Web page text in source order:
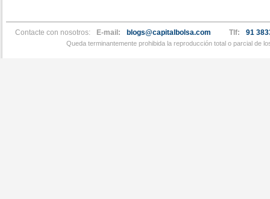
Contacte con nosotros: E-mail: blogs@capitalbolsa.com Tlf: 91
Queda terminantemente prohibida la reproducción total o parcial de